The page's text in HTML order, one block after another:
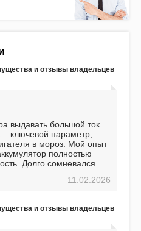
и отзывы владельцев
выдавать большой ток
– ключевой параметр,
в мороз. Мой опыт
полностью
Долго сомневался
отличное вложение,11.02.2026
и отзывы владельцев